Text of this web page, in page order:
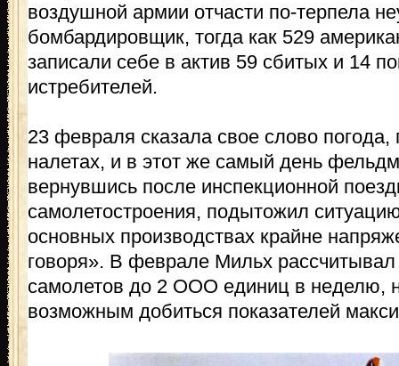
воздушной армии отчасти по-терпела
бомбардировщик, тогда как 529
записали себе в актив 59 сбитых и 14
истребителей.
23 февраля сказала свое слово
налетах, и в этот же самый день
вернувшись после инспекционной
самолетостроения, подытожил
основных производствах крайне
говоря». В феврале Мильх рассчитывал
самолетов до 2 ООО единиц в неделю,
возможным добиться показателей